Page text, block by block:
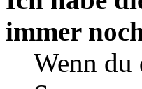
immer
Wenn du